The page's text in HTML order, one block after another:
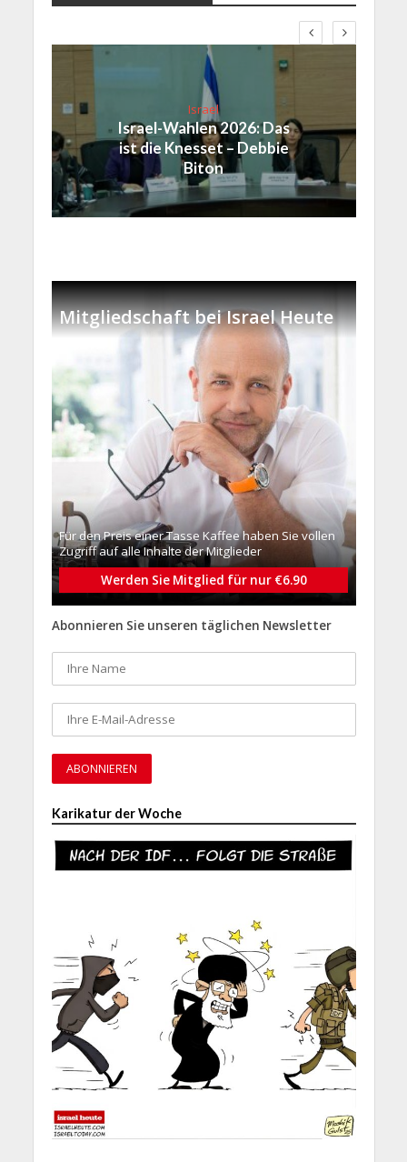
Israel
Israel-Wahlen 2026: Das
ist die Knesset – Debbie
Biton
Mitgliedschaft bei Israel Heute
Für den Preis einer Tasse Kaffee haben Sie vollen
Zugriff auf alle Inhalte der Mitglieder
Werden Sie Mitglied für nur €6.90
Abonnieren Sie unseren täglichen Newsletter
Karikatur der Woche